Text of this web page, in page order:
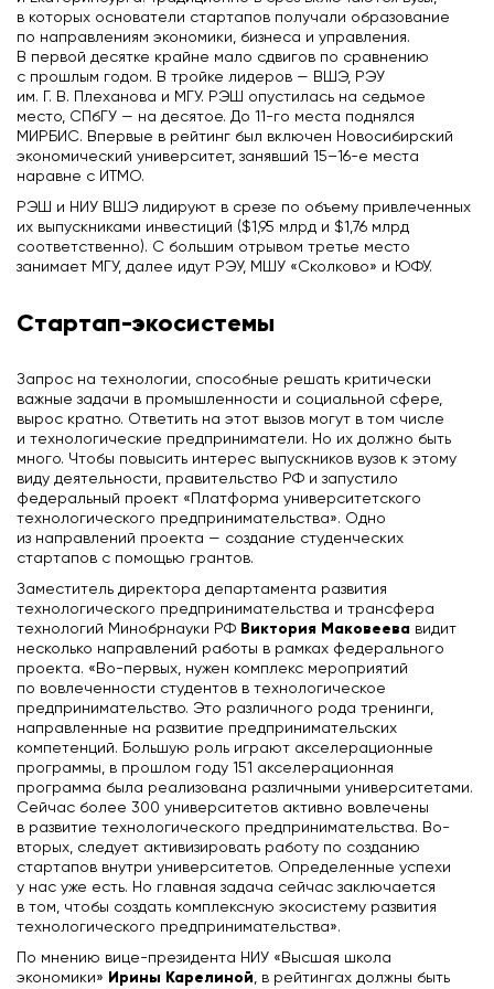
в которых основатели стартапов получали образование
по направлениям экономики, бизнеса и управления.
В первой десятке крайне мало сдвигов по сравнению
с прошлым годом. В тройке лидеров — ВШЭ, РЭУ
им. Г. В. Плеханова и МГУ. РЭШ опустилась на седьмое
место, СПбГУ — на десятое. До 11-го места поднялся
МИРБИС. Впервые в рейтинг был включен Новосибирский
экономический университет, занявший 15–16-е места
наравне с ИТМО.
РЭШ и НИУ ВШЭ лидируют в срезе по объему привлеченных
их выпускниками инвестиций ($1,95 млрд и $1,76 млрд
соответственно). С большим отрывом третье место
занимает МГУ, далее идут РЭУ, МШУ «Сколково» и ЮФУ.
Стартап-экосистемы
Запрос на технологии, способные решать критически
важные задачи в промышленности и социальной сфере,
вырос кратно. Ответить на этот вызов могут в том числе
и технологические предприниматели. Но их должно быть
много. Чтобы повысить интерес выпускников вузов к этому
виду деятельности, правительство РФ и запустило
федеральный проект «Платформа университетского
технологического предпринимательства». Одно
из направлений проекта — создание студенческих
стартапов с помощью грантов.
Заместитель директора департамента развития
технологического предпринимательства и трансфера
технологий Минобрнауки РФ Виктория Маковеева видит
несколько направлений работы в рамках федерального
проекта. «Во-первых, нужен комплекс мероприятий
по вовлеченности студентов в технологическое
предпринимательство. Это различного рода тренинги,
направленные на развитие предпринимательских
компетенций. Большую роль играют акселерационные
программы, в прошлом году 151 акселерационная
программа была реализована различными университетами.
Сейчас более 300 университетов активно вовлечены
в развитие технологического предпринимательства. Во-
вторых, следует активизировать работу по созданию
стартапов внутри университетов. Определенные успехи
у нас уже есть. Но главная задача сейчас заключается
в том, чтобы создать комплексную экосистему развития
технологического предпринимательства».
По мнению вице-президента НИУ «Высшая школа
экономики» Ирины Карелиной, в рейтингах должны быть